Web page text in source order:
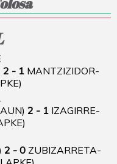
2 - 1 MANTZIZIDOR-
2 - 1IZAGIRRE-
2 - 0 ZUBIZARRETA-